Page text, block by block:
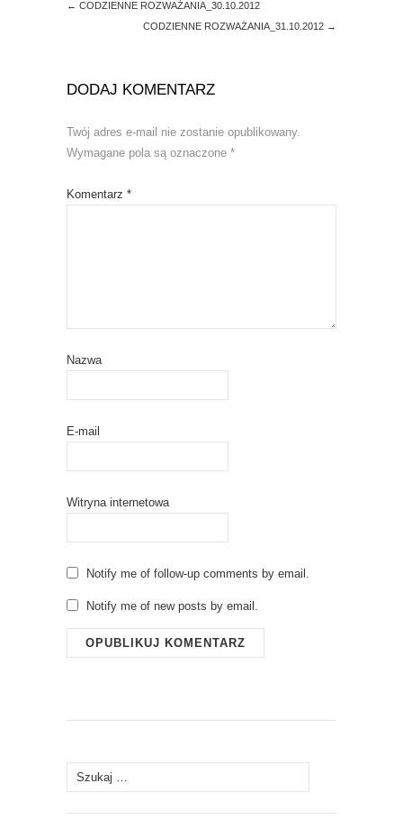
← CODZIENNE ROZWAŻANIA_30.10.2012
CODZIENNE ROZWAŻANIA_31.10.2012 →
DODAJ KOMENTARZ
Twój adres e-mail nie zostanie opublikowany.
Wymagane pola są oznaczone *
Komentarz *
Nazwa
E-mail
Witryna internetowa
Notify me of follow-up comments by email.
Notify me of new posts by email.
Szukaj: